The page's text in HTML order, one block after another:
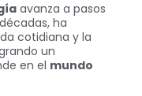
avanza a pasos
ha
cotidiana y la
un
en el mundo